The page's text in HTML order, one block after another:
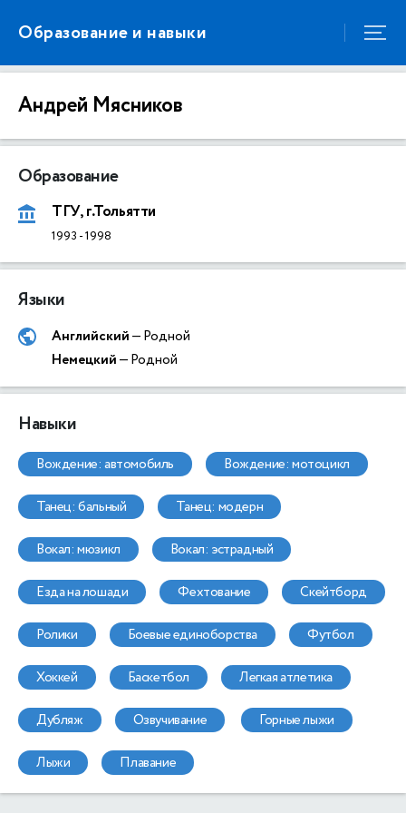
Образование и навыки
Андрей Мясников
Образование
ТГУ, г.Тольятти
1993 -1998
Языки
Английский— Родной
Немецкий— Родной
Навыки
вождение: автомобиль вождение: мотоцикл
танец: бальный танец: модерн
вокал: мюзикл вокал: эстрадный
езда на лошади фехтование скейтборд
ролики боевые единоборства футбол
хоккей баскетбол легкая атлетика
дубляж озвучивание горные лыжи
лыжи плавание